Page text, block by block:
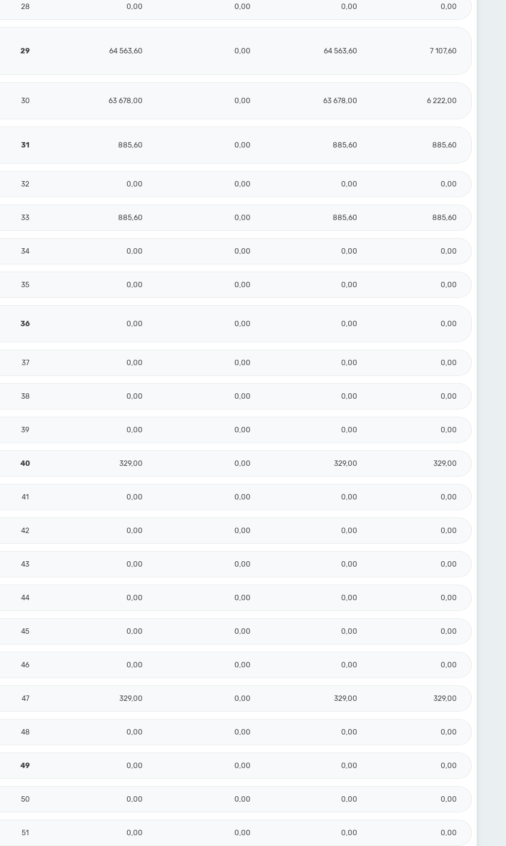
28 0,00 0,00 0,00 0,00
29 64 563,60 0,00 64 563,60 7 107,60
30 63 678,00 0,00 63 678,00 6 222,00
31 885,60 0,00 885,60 885,60
32 0,00 0,00 0,00 0,00
33 885,60 0,00 885,60 885,60
34 0,00 0,00 0,00 0,00
35 0,00 0,00 0,00 0,00
36 0,00 0,00 0,00 0,00
37 0,00 0,00 0,00 0,00
38 0,00 0,00 0,00 0,00
39 0,00 0,00 0,00 0,00
40 329,00 0,00 329,00 329,00
41 0,00 0,00 0,00 0,00
42 0,00 0,00 0,00 0,00
43 0,00 0,00 0,00 0,00
44 0,00 0,00 0,00 0,00
45 0,00 0,00 0,00 0,00
46 0,00 0,00 0,00 0,00
47 329,00 0,00 329,00 329,00
48 0,00 0,00 0,00 0,00
49 0,00 0,00 0,00 0,00
50 0,00 0,00 0,00 0,00
51 0,00 0,00 0,00 0,00